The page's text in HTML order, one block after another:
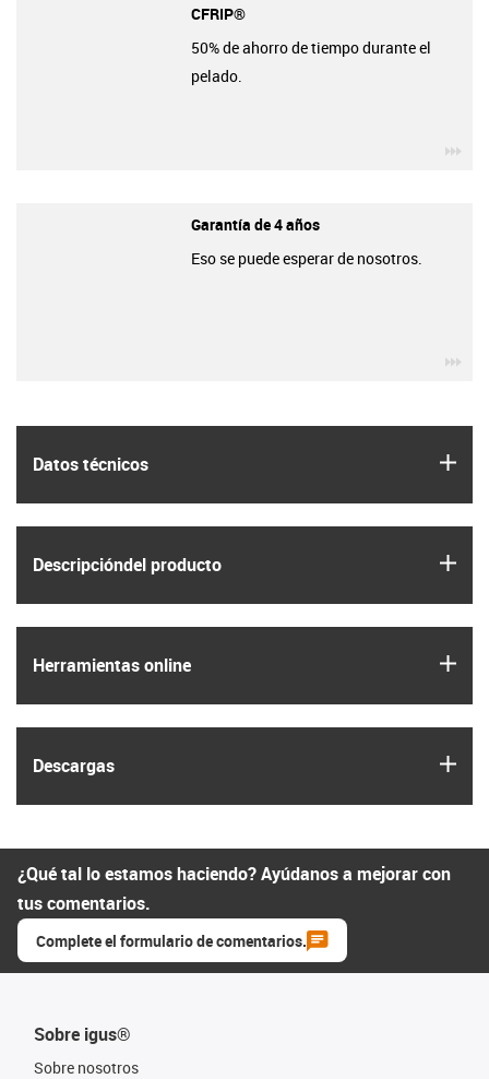
Datos técnicos
Descripción­del producto
Herramientas online
Descargas
CFRIP®
50% de ahorro de tiempo durante el
pelado.
Garantía de 4 años
Eso se puede esperar de nosotros.
¿Qué tal lo estamos haciendo? Ayúdanos a mejorar con
tus comentarios.
Complete el formulario de comentarios.
Sobre igus®
Sobre nosotros